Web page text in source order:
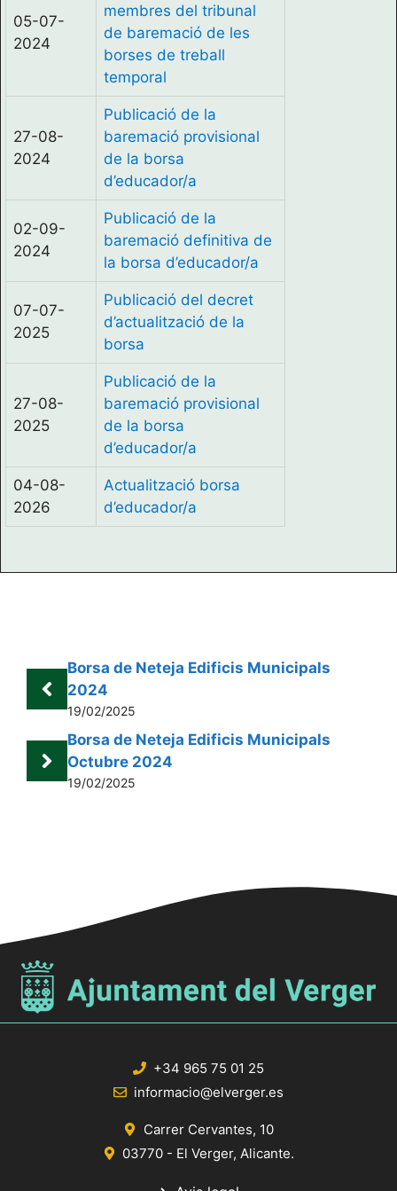
05-07-
2024
membres del tribunal
de baremació de les
borses de treball
temporal
27-08-
2024
Publicació de la
baremació provisional
de la borsa
d’educador/a
02-09-
2024
Publicació de la
baremació definitiva de
la borsa d’educador/a
07-07-
2025
Publicació del decret
d’actualització de la
borsa
27-08-
2025
Publicació de la
baremació provisional
de la borsa
d’educador/a
04-08-
2026
Actualització borsa
d’educador/a
Borsa de Neteja Edificis Municipals
2024
19/02/2025
Borsa de Neteja Edificis Municipals
Octubre 2024
19/02/2025
+34 965 75 01 25
informacio@elverger.es
Carrer Cervantes, 10
03770 - El Verger, Alicante.